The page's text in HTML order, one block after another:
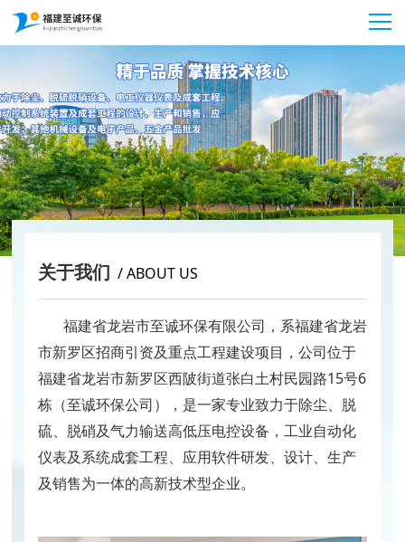
关于我们 / ABOUT US
福建省龙岩市至诚环保有限公司，系福建省龙岩
市新罗区招商引资及重点工程建设项目，公司位于
福建省龙岩市新罗区西陂街道张白土村民园路15号6
栋（至诚环保公司），是一家专业致力于除尘、脱
硫、脱硝及气力输送高低压电控设备，工业自动化
仪表及系统成套工程、应用软件研发、设计、生产
及销售为一体的高新技术型企业。